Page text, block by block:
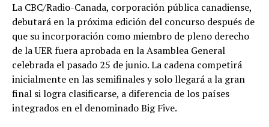
La CBC/Radio-Canada, corporación pública canadiense,
debutará en la próxima edición del concurso después de
que su incorporación como miembro de pleno derecho
de la UER fuera aprobada en la Asamblea General
celebrada el pasado 25 de junio. La cadena competirá
inicialmente en las semifinales y solo llegará a la gran
final si logra clasificarse, a diferencia de los países
integrados en el denominado Big Five.